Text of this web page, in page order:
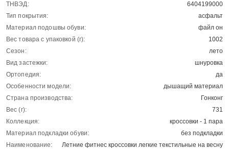
ТНВЭД:
6404199000
Тип покрытия:
асфальт
Материал подошвы обуви:
файл он
Вес товара с упаковкой (г):
1002
Сезон:
лето
Вид застежки:
шнуровка
Ортопедия:
да
Особенности модели:
дышащий материал
Страна производства:
Гонконг
Вес (г):
731
Коллекция:
кроссовки - 1 пара
Материал подкладки обуви:
без подкладки
Наименование:
Летние фитнес кроссовки легкие текстильные на весну